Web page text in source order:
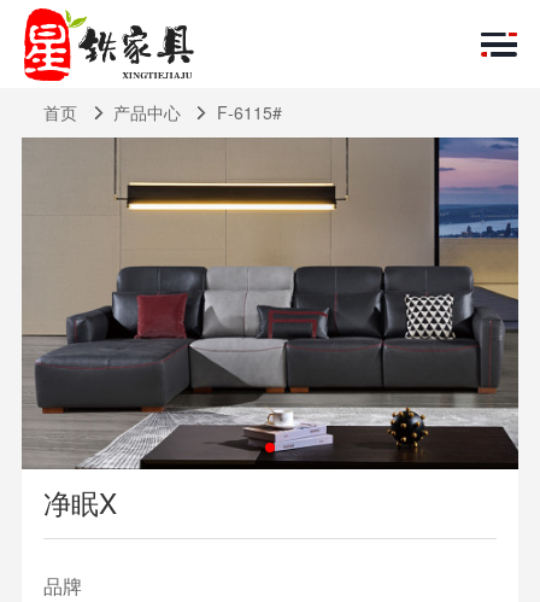
首页 产品中心 F-6115#
净眠X
品牌